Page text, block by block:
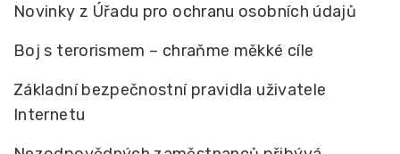
Novinky z Úřadu pro ochranu osobních údajů
Boj s terorismem – chraňme měkké cíle
Základní bezpečnostní pravidla uživatele
Internetu